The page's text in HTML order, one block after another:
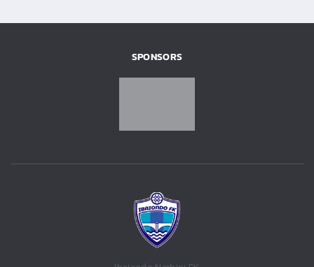
SPONSORS